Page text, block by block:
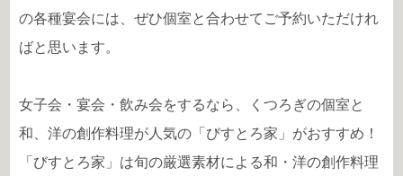
の各種宴会には、ぜひ個室と合わせてご予約いただけれ
ばと思います。
女子会・宴会・飲み会をするなら、くつろぎの個室と
和、洋の創作料理が人気の「びすとろ家」がおすすめ！
「びすとろ家」は旬の厳選素材による和・洋の創作料理